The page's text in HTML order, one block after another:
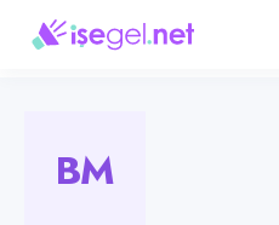
Pozisyon
Kasiyer (Bayan)
KategoriBM